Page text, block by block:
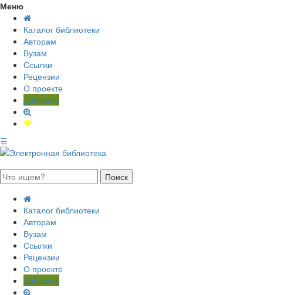
Меню
Каталог библиотеки
Авторам
Вузам
Ссылки
Рецензии
О проекте
Добавить
☰
Каталог библиотеки
Авторам
Вузам
Ссылки
Рецензии
О проекте
Добавить